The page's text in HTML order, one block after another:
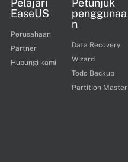
Pelajari
EaseUS
Perusahaan
Partner
Hubungi kami
Petunjuk
penggunaa
n
Data Recovery
Wizard
Todo Backup
Partition Master